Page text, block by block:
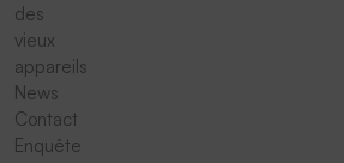
des
vieux
appareils
News
Contact
Enquête